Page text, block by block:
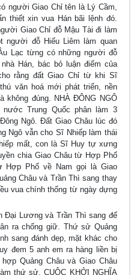
người Giao Chỉ tên là Lý Cầm,
thiết xin vua Hán bãi lệnh đó.
Giao Chỉ đỗ Mậu Tài đi làm
người đỗ Hiếu Liêm làm quan
Lạc từng có những người đỗ
Hán, bác bỏ luận điểm của
rằng đất Giao Chỉ từ khi Sĩ
văn hoá mới phát triển, nền
đúng. NHÀ ĐÔNG NGÔ
nước Trung Quốc phân làm 3
Ngô. Đất Giao Châu lúc đó
Ngô vẫn cho Sĩ Nhiếp làm thái
mất, con là Sĩ Huy tự xưng
chia Giao Châu từ Hợp Phố
Hợp Phố về Nam gọi là Giao
Châu và Trần Thì sang thay
vua chính thống từ ngày dựng
Đại Lương và Trần Thì sang đế
ra chống giữ. Thứ sử Quảng
sang đánh dẹp, mặt khác cho
đem 5 anh em ra hàng liền bị
Quảng Châu và Giao Châu
thứ sử. CUỘC KHỞI NGHĨA